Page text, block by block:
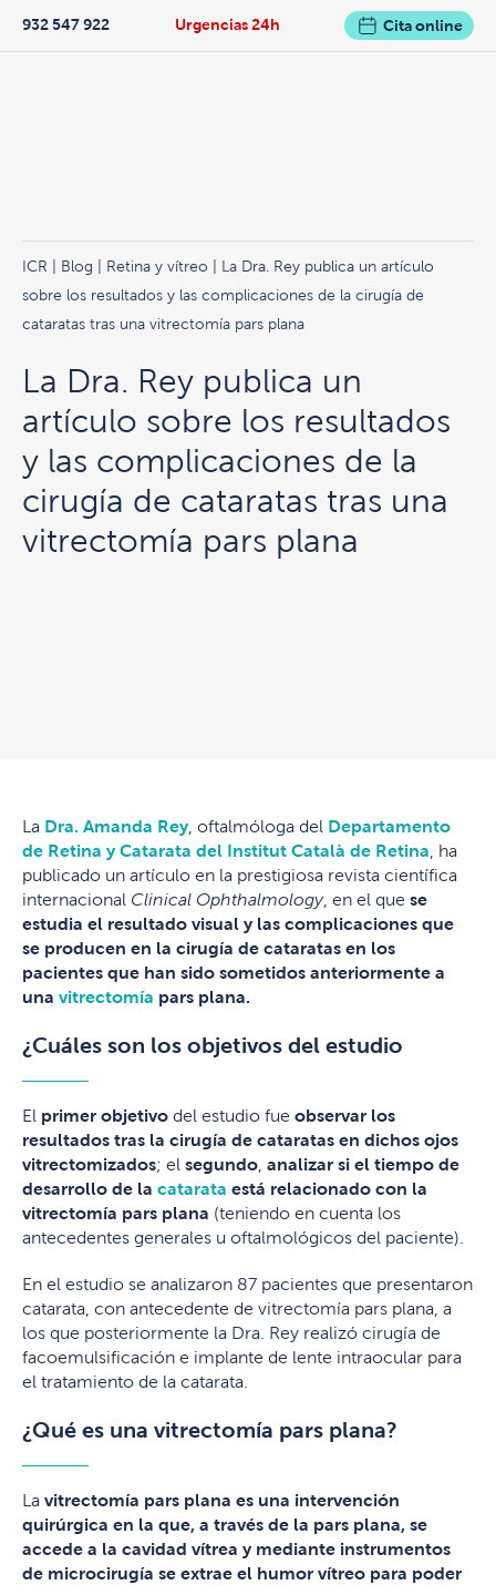
Urgencias 24h
932 547 922 Cita online
ICR Blog Retina y vítreo | La Dra. Rey publica un artículo
sobre los resultados y las complicaciones de la cirugía de
cataratas tras una vitrectomía pars plana
La Dra. Rey publica un
artículo sobre los resultados
y las complicaciones de la
cirugía de cataratas tras una
vitrectomía pars plana
La Dra. Amanda Rey, oftalmóloga del Departamento
de Retina y Catarata del Institut Català de Retina , ha
publicado un artículo en la prestigiosa revista científica
internacional Clinical Ophthalmology, en el que se
estudia el resultado visual y las complicaciones que
se producen en la cirugía de cataratas en los
pacientes que han sido sometidos anteriormente a
una vitrectomía pars plana.
¿Cuáles son los objetivos del estudio
El primer objetivo del estudio fue observar los
resultados tras la cirugía de cataratas en dichos ojos
vitrectomizados; el segundo analizar si el tiempo de
desarrollo de la catarata está relacionado con la
vitrectomía pars plana (teniendo en cuenta los
antecedentes generales u oftalmológicos del paciente).
En el estudio se analizaron 87 pacientes que presentaron
catarata, con antecedente de vitrectomía pars plana, a
los que posteriormente la Dra. Rey realizó cirugía de
facoemulsificación e implante de lente intraocular para
el tratamiento de la catarata.
¿Qué es una vitrectomía pars plana?
La vitrectomía pars plana es una intervención
quirúrgica en la que, a través de la pars plana, se
accede a la cavidad vítrea y mediante instrumentos
de microcirugía se extrae el humor vítreo para poder